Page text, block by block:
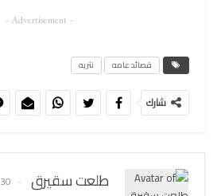
- Advertisement -
قصائد عامه نثريه
شارك
طلعت سقيرق 30 مادة